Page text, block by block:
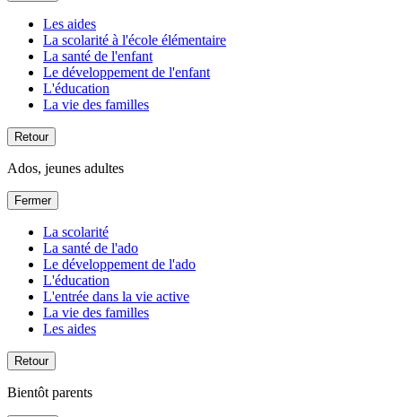
Les aides
La scolarité à l'école élémentaire
La santé de l'enfant
Le développement de l'enfant
L'éducation
La vie des familles
Retour
Ados, jeunes adultes
Fermer
La scolarité
La santé de l'ado
Le développement de l'ado
L'éducation
L'entrée dans la vie active
La vie des familles
Les aides
Retour
Bientôt parents